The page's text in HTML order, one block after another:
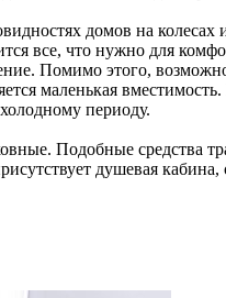
домов на
все, что нужно для
Помимо этого,
маленькая
периоду.
Подобные средства
душевая кабина,